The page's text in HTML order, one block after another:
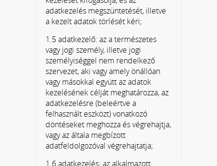
adatkezelés megszüntetését, illetve
a kezelt adatok törlését kéri;
1.5 adatkezelő: az a természetes
vagy jogi személy, illetve jogi
személyiséggel nem rendelkező
szervezet, aki vagy amely önállóan
vagy másokkal együtt az adatok
kezelésének célját meghatározza, az
adatkezelésre (beleértve a
felhasznált eszközt) vonatkozó
döntéseket meghozza és végrehajtja,
vagy az általa megbízott
adatfeldolgozóval végrehajtatja;
1.6 adatkezelés: az alkalmazott